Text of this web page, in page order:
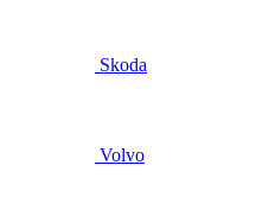
Skoda
Volvo